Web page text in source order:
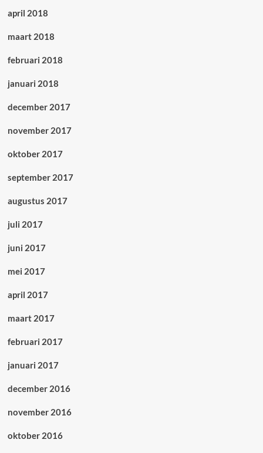
april 2018
maart 2018
februari 2018
januari 2018
december 2017
november 2017
oktober 2017
september 2017
augustus 2017
juli 2017
juni 2017
mei 2017
april 2017
maart 2017
februari 2017
januari 2017
december 2016
november 2016
oktober 2016